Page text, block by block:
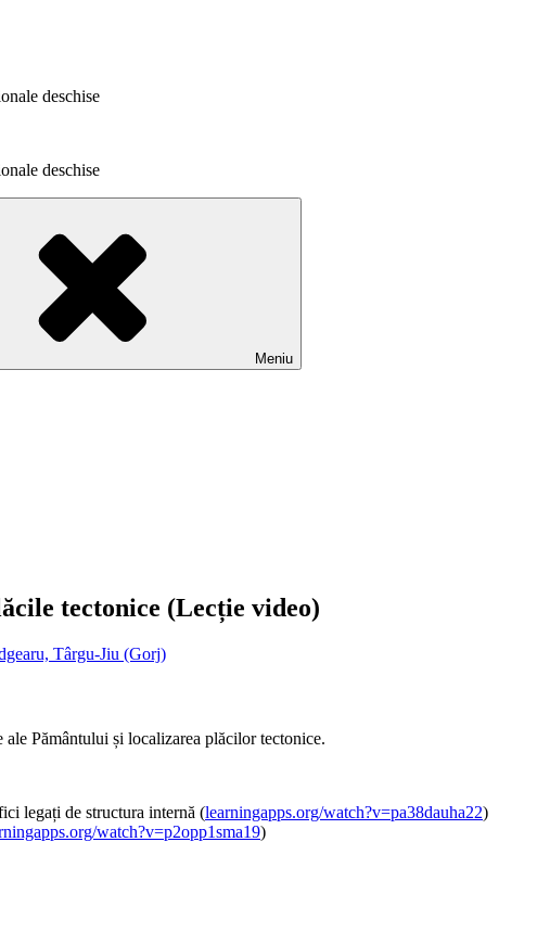
deschise
deschise
Meniu
tectonice (Lecție video)
Târgu-Jiu (Gorj)
Pământului și localizarea plăcilor tectonice.
legați de structura internă (learningapps.org/watch?v=pa38dauha22)
watch?v=p2opp1sma19)